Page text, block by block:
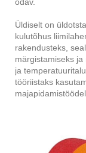
Üldiselt on
kulutõhus
rakendusteks,
märgistamiseks
ja
tööriistaks
majapidamistöödel.